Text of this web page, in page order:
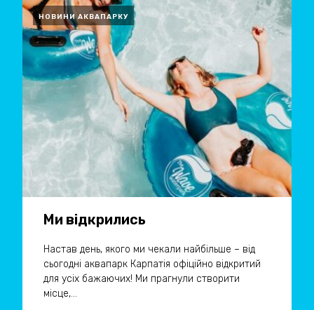
Ми відкрились
НОВИНИ АКВАПАРКУ
Настав день, якого ми чекали найбільше – від
сьогодні аквапарк Карпатія офіційно відкритий
для усіх бажаючих! Ми прагнули створити
місце,...